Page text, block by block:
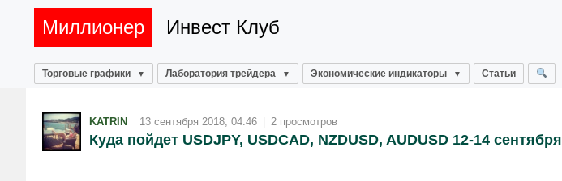
Миллионер Инвест Клуб
Торговые графики Лаборатория трейдера Экономические индикаторы Статьи
KATRIN 13 сентября 2018, 04:46 | 2 просмотров
Куда пойдет USDJPY, USDCAD, NZDUSD, AUDUSD 12-14 сентября